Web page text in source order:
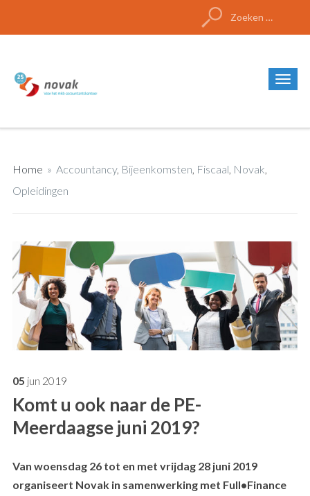
Zoeken
naar:
Home » Accountancy, Bijeenkomsten, Fiscaal, Novak,
Opleidingen
05 jun 2019
Komt u ook naar de PE-
Meerdaagse juni 2019?
Van woensdag 26 tot en met vrijdag 28 juni 2019
organiseert Novak in samenwerking met Full•Finance